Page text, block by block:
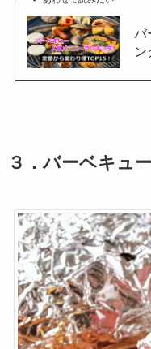
バ
ン
３．バーベキュ